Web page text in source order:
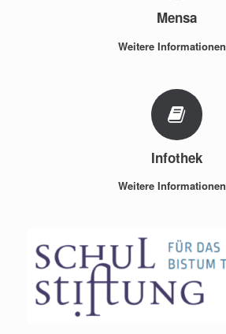
Mensa
Weitere Informationen
Infothek
Weitere Informationen